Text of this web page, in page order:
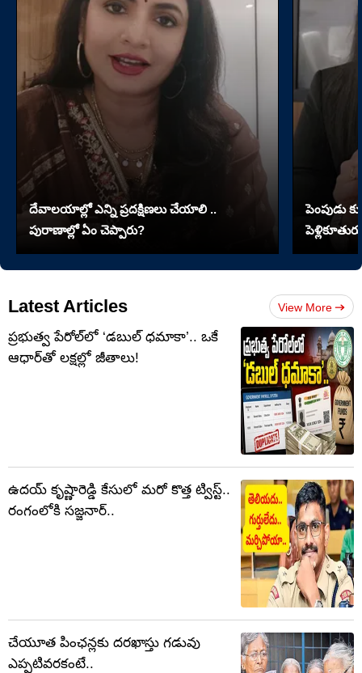
దేవాలయాల్లో ఎన్ని ప్రదక్షిణలు చేయాలి ..
పురాణాల్లో ఏం చెప్పారు?
పెంపుడు
పెళ్లికూతురు
Latest Articles View More
ప్రభుత్వ పేరోల్‌లో ‘డబుల్ ధమాకా’.. ఒకే
ఆధార్‌తో లక్షల్లో జీతాలు!
ఉదయ్ కృష్ణారెడ్డి కేసులో మరో కొత్త ట్విస్ట్..
రంగంలోకి సజ్జనార్..
చేయూత పింఛన్లకు దరఖాస్తు గడువు
ఎప్పటివరకంటే..